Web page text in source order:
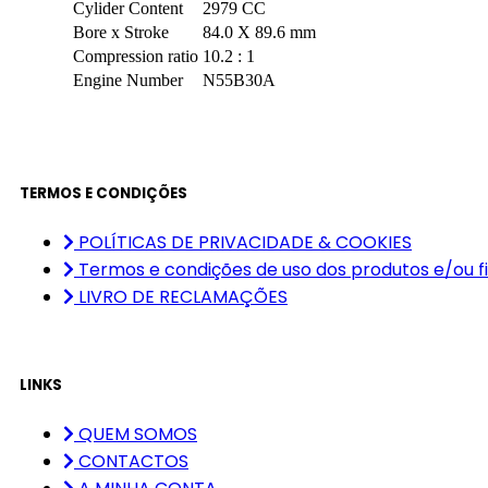
Cylider Content
2979 CC
Bore x Stroke
84.0 X 89.6 mm
Compression ratio 10.2 : 1
Engine Number
N55B30A
TERMOS E CONDIÇÕES
POLÍTICAS DE PRIVACIDADE & COOKIES
Termos e condições de uso dos produtos e/ou
LIVRO DE RECLAMAÇÕES
LINKS
QUEM SOMOS
CONTACTOS